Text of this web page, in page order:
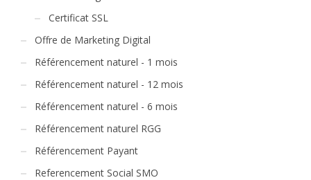
Certificat SSL
Offre de Marketing Digital
Référencement naturel - 1 mois
Référencement naturel - 12 mois
Référencement naturel - 6 mois
Référencement naturel RGG
Référencement Payant
Referencement Social SMO